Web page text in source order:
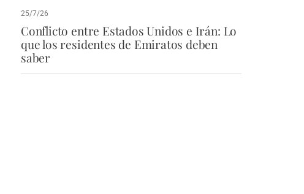
25/7/26
Conflicto entre Estados Unidos e Irán: Lo
que los residentes de Emiratos deben
saber